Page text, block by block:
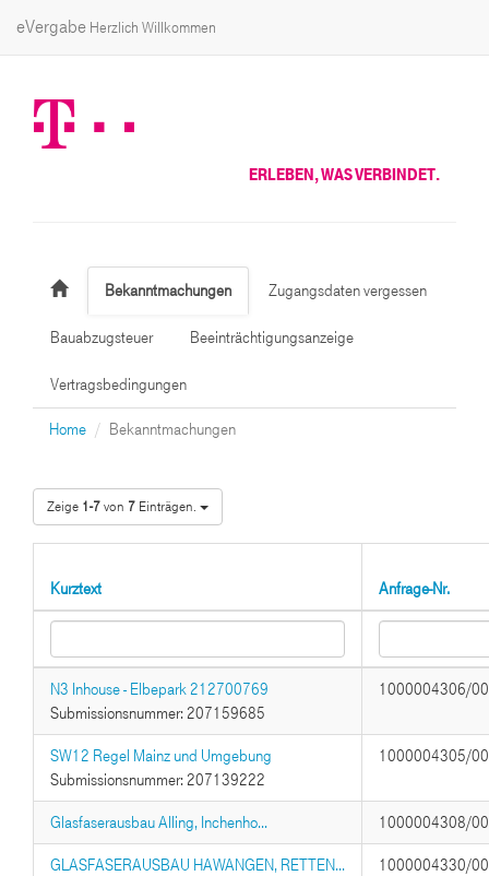
eVergabe Herzlich Willkommen
ERLEBEN, WAS VERBINDET.
Bekanntmachungen Zugangsdaten vergessen
Bauabzugsteuer Beeinträchtigungsanzeige
Vertragsbedingungen
Home Bekanntmachungen
Zeige 1-7von 7 Einträgen.
Kurztext Anfrage-Nr.
N3 Inhouse - Elbepark 212700769
Submissionsnummer: 207159685
1000004306/
SW12 Regel Mainz und Umgebung
Submissionsnummer: 207139222
1000004305/
Glasfaserausbau Alling, Inchenho... 1000004308/
GLASFASERAUSBAU HAWANGEN, RETTEN... 1000004330/